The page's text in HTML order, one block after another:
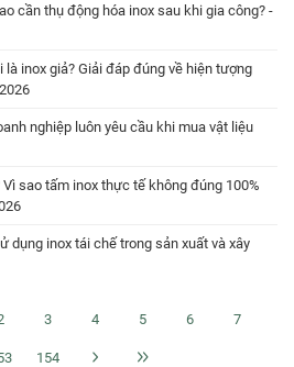
cần thụ động hóa inox sau khi gia công? -
inox giả? Giải đáp đúng về hiện tượng
nghiệp luôn yêu cầu khi mua vật liệu
sao tấm inox thực tế không đúng 100%
dụng inox tái chế trong sản xuất và xây
3 4 5 6 7
154